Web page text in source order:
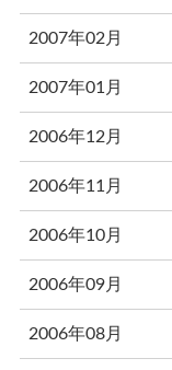
2007年02月
2007年01月
2006年12月
2006年11月
2006年10月
2006年09月
2006年08月